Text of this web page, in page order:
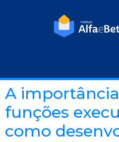
A
funções
como